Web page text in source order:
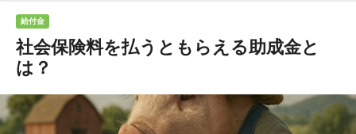
給付金
社会保険料を払うともらえる助成金と
は？